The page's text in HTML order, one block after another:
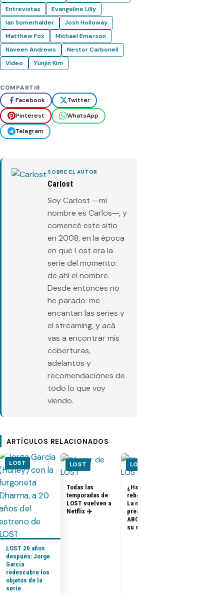
Entrevistas
Evangeline Lilly
Ian Somerhalder
Josh Holloway
Matthew Fox
Michael Emerson
Naveen Andrews
Nestor Carbonell
Video
Yunjin Kim
COMPARTIR
Facebook
Twitter
Pinterest
WhatsApp
Telegram
SOBRE EL AUTOR
Carlost
Soy Carlost —mi
nombre es Carlos—, y
comencé este sitio
en 2008, en la época
en que Lost era la
serie del momento:
de ahí el nombre.
Desde entonces no
he parado: me
encantan las series y
el streaming, y acá
vas a encontrar mis
coberturas,
adelantos y
recomendaciones de
todo lo que voy
viendo.
ARTÍCULOS RELACIONADOS
LOST
LOST 20 años
después: Jorge
García
redescubre los
objetos de la
serie
LOST
Todas las
temporadas de
LOST vuelven a
Netflix ✈️
LOST
¿Habrá un
reboot de Lost?
La nueva
presidenta de
ABC dice que es
su sueño